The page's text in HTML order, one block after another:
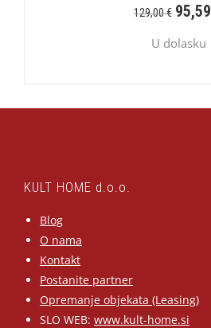
129,00€ 95,59
U dolasku
KULT HOME d.o.o.
Blog
O nama
Kontakt
Postanite partner
Opremanje objekata (Leasing)
SLO WEB: www.kult-home.si